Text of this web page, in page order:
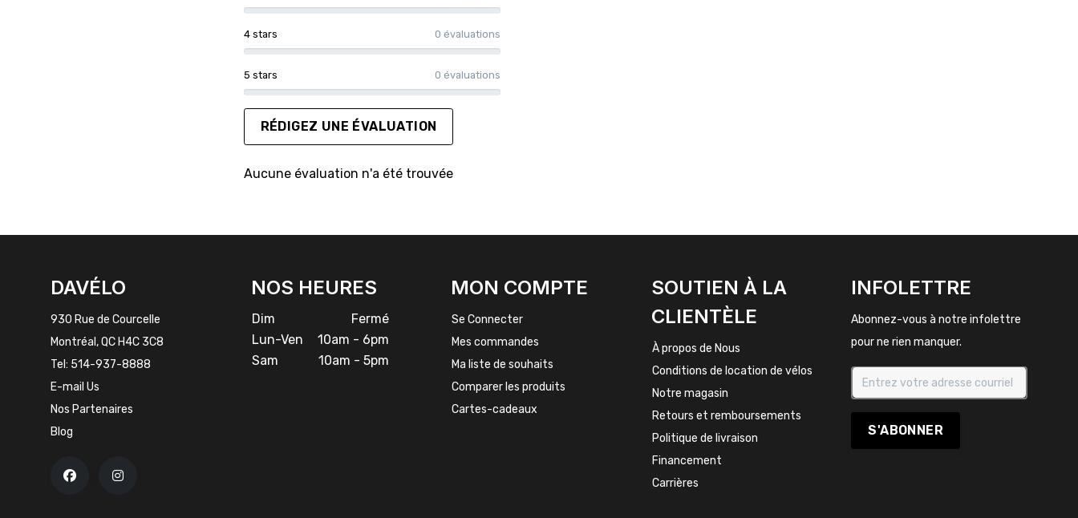
4 stars 0 évaluations
5 stars 0 évaluations
RÉDIGEZ UNE ÉVALUATION
Aucune évaluation n'a été trouvée
INSTAGRAM
DAVÉLO
930 Rue de Courcelle
Montréal, QC H4C 3C8
Tel: 514-937-8888
E-mail Us
Nos Partenaires
Blog
NOS HEURES
Dim
Fermé
Lun-Ven
10am - 6pm
Sam
10am - 5pm
MON COMPTE
Se Connecter
Mes commandes
Ma liste de souhaits
Comparer les produits
Cartes-cadeaux
SOUTIEN À LA
CLIENTÈLE
À propos de Nous
Conditions de location de vélos
Notre magasin
Retours et remboursements
Politique de livraison
Financement
Carrières
INFOLETTRE
Abonnez-vous à notre infolettre
pour ne rien manquer.
S'ABONNER